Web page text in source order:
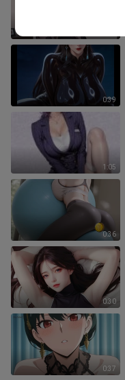
0:39
1:05
0:36
0:30
0:37